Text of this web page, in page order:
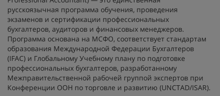
русскоязычная программа обучения, проведения
экзаменов и сертификации профессиональных
бухгалтеров, аудиторов и финансовых менеджеров.
Программа основана на МСФО, соответствует стандартам
образования Международной Федерации Бухгалтеров
(IFAC) и Глобальному Учебному плану по подготовке
профессиональных бухгалтеров, разработанному
Межправительственной рабочей группой экспертов при
Конференции ООН по торговле и развитию (UNCTAD/ISAR).